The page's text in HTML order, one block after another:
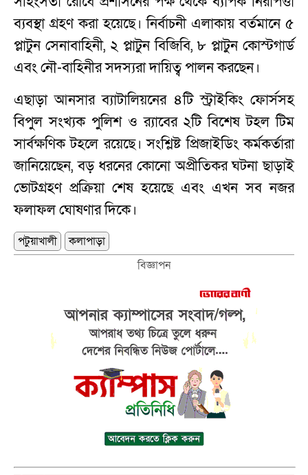
ব্যবস্থা গ্রহণ করা হয়েছে। নির্বাচনী এলাকায় বর্তমানে ৫
প্লাটুন সেনাবাহিনী, ২ প্লাটুন বিজিবি, ৮ প্লাটুন কোস্টগার্ড
এবং নৌ-বাহিনীর সদস্যরা দায়িত্ব পালন করছেন।
এছাড়া আনসার ব্যাটালিয়নের ৪টি স্ট্রাইকিং ফোর্সসহ
বিপুল সংখ্যক পুলিশ ও র‍্যাবের ২টি বিশেষ টহল টিম
সার্বক্ষণিক টহলে রয়েছে। সংশ্লিষ্ট প্রিজাইডিং কর্মকর্তারা
জানিয়েছেন, বড় ধরনের কোনো অপ্রীতিকর ঘটনা ছাড়াই
ভোটগ্রহণ প্রক্রিয়া শেষ হয়েছে এবং এখন সব নজর
ফলাফল ঘোষণার দিকে।
পটুয়াখালী
কলাপাড়া
বিজ্ঞাপন